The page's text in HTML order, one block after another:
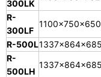
300LK
R-
300LF
1100×750×650
R-500L1337×864×685
R-
500LH
1337×864×685